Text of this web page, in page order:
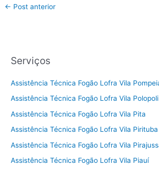
← Post anterior
Serviços
Assistência Técnica Fogão Lofra Vila
Assistência Técnica Fogão Lofra Vila Polopoli
Assistência Técnica Fogão Lofra Vila Pita
Assistência Técnica Fogão Lofra Vila Pirituba
Assistência Técnica Fogão Lofra Vila
Assistência Técnica Fogão Lofra Vila Piauí